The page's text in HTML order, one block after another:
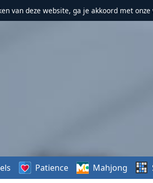
van deze website, ga je akkoord met
Patience Mahjong